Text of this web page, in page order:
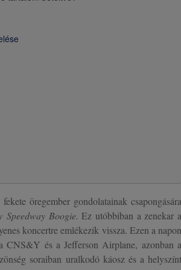
öregember gondolatainak csapongására
Speedway Boogie.Ez utóbbiban a zenekar a
koncertre emlékezik vissza. Ezen a napon
CNS&Y és a Jefferson Airplane, azonban a
soraiban uralkodó káosz és a helyszínt